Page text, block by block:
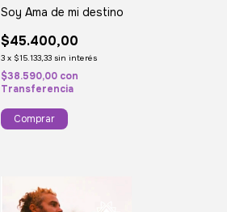
Soy Ama de mi destino
$45.400,00
3 x $15.133,33 sin interés
$38.590,00 con
Transferencia
Comprar